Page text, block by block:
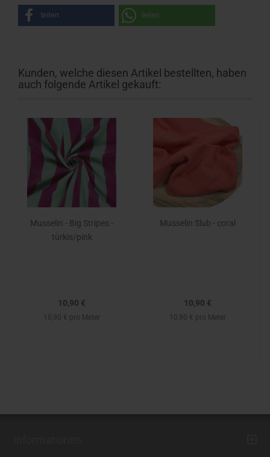
teilen teilen
Kunden, welche diesen Artikel bestellten, haben
auch folgende Artikel gekauft:
Musselin - Big Stripes -
türkis/pink
10,90 €
10,90 € pro Meter
Musselin Slub - coral
10,90 €
10,90 € pro Meter